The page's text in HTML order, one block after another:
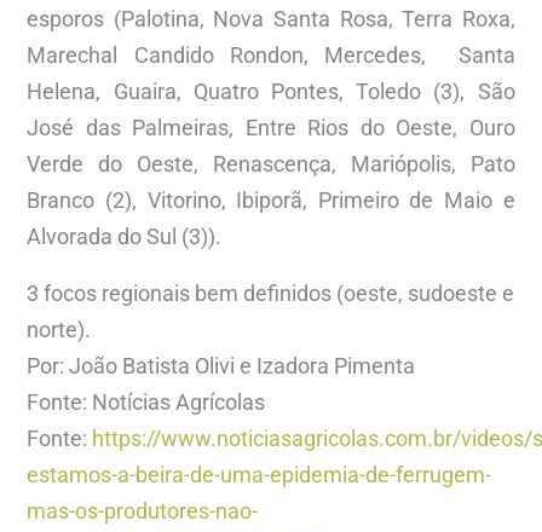
esporos (Palotina, Nova Santa Rosa, Terra Roxa,
Marechal Candido Rondon, Mercedes, Santa
Helena, Guaira, Quatro Pontes, Toledo (3), São
José das Palmeiras, Entre Rios do Oeste, Ouro
Verde do Oeste, Renascença, Mariópolis, Pato
Branco (2), Vitorino, Ibiporã, Primeiro de Maio e
Alvorada do Sul (3)).
3 focos regionais bem definidos (oeste, sudoeste e
norte).
Por: João Batista Olivi e Izadora Pimenta
Fonte: Notícias Agrícolas
Fonte: https://www.noticiasagricolas.com.br/videos/
estamos-a-beira-de-uma-epidemia-de-ferrugem-
mas-os-produtores-nao-